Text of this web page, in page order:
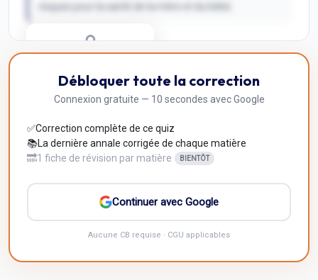
risques pour la santé de la mère et du bébé.
Inscris-toi pour débloquer
Débloquer toute la correction
Connexion gratuite — 10 secondes avec Google
✅Correction complète de ce quiz
📚La dernière annale corrigée de chaque matière
🔜1 fiche de révision par matière BIENTÔT
Continuer avec Google
Aucune CB requise · CGU applicables